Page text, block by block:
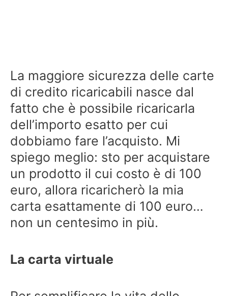
La maggiore sicurezza delle carte
di credito ricaricabili nasce dal
fatto che è possibile ricaricarla
dell’importo esatto per cui
dobbiamo fare l’acquisto. Mi
spiego meglio: sto per acquistare
un prodotto il cui costo è di 100
euro, allora ricaricherò la mia
carta esattamente di 100 euro…
non un centesimo in più.
La carta virtuale